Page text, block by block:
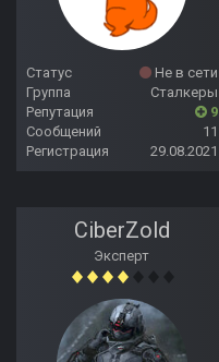
Статус
Не в сети
Группа
Сталкеры
Репутация
9
Сообщений
11
Регистрация
29.08.2021
CiberZold
Эксперт